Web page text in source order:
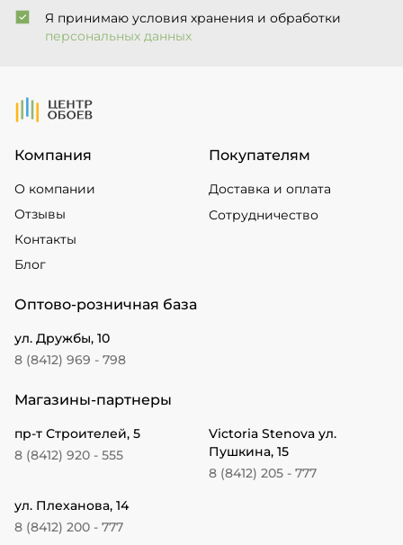
Я принимаю условия хранения и обработки
персональных данных
На Главную
Компания
О компании
Отзывы
Контакты
Блог
Покупателям
Доставка и оплата
Сотрудничество
Оптово-розничная база
ул. Дружбы, 10
8 (8412) 969 - 798
Магазины-партнеры
пр-т Строителей, 5
8 (8412) 920 - 555
Victoria Stenova ул.
Пушкина, 15
8 (8412) 205 - 777
ул. Плеханова, 14
8 (8412) 200 - 777